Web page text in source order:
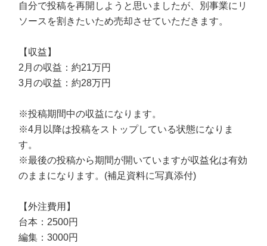
自分で投稿を再開しようと思いましたが、別事業にリ
ソースを割きたいため売却させていただきます。
【収益】
2月の収益：約21万円
3月の収益：約28万円
※投稿期間中の収益になります。
※4月以降は投稿をストップしている状態になりま
す。
※最後の投稿から期間が開いていますが収益化は有効
のままになります。(補足資料に写真添付)
【外注費用】
台本：2500円
編集：3000円